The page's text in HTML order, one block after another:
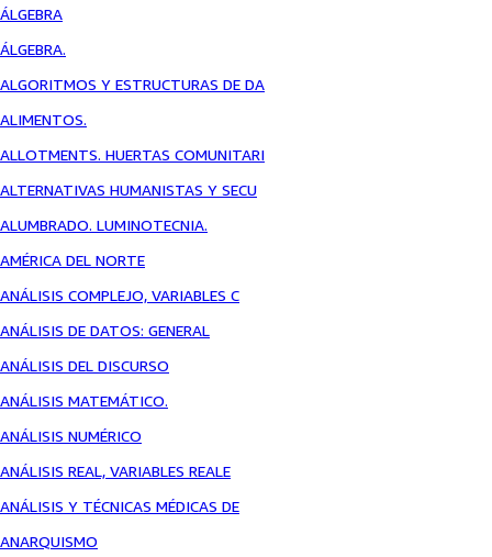
ÁLGEBRA
ÁLGEBRA.
ALGORITMOS Y ESTRUCTURAS DE DA
ALIMENTOS.
ALLOTMENTS. HUERTAS COMUNITARI
ALTERNATIVAS HUMANISTAS Y SECU
ALUMBRADO. LUMINOTECNIA.
AMÉRICA DEL NORTE
ANÁLISIS COMPLEJO, VARIABLES C
ANÁLISIS DE DATOS: GENERAL
ANÁLISIS DEL DISCURSO
ANÁLISIS MATEMÁTICO.
ANÁLISIS NUMÉRICO
ANÁLISIS REAL, VARIABLES REALE
ANÁLISIS Y TÉCNICAS MÉDICAS DE
ANARQUISMO